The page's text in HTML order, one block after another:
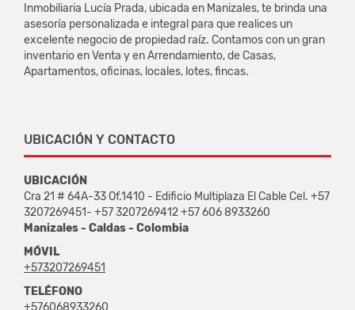
Inmobiliaria Lucía Prada, ubicada en Manizales, te brinda una
asesoría personalizada e integral para que realices un
excelente negocio de propiedad raíz. Contamos con un gran
inventario en Venta y en Arrendamiento, de Casas,
Apartamentos, oficinas, locales, lotes, fincas.
UBICACIÓN Y CONTACTO
UBICACIÓN
Cra 21 # 64A-33 Of.1410 - Edificio Multiplaza El Cable Cel. +57
3207269451- +57 3207269412 +57 606 8933260
Manizales - Caldas - Colombia
MÓVIL
+573207269451
TELÉFONO
+576068933260